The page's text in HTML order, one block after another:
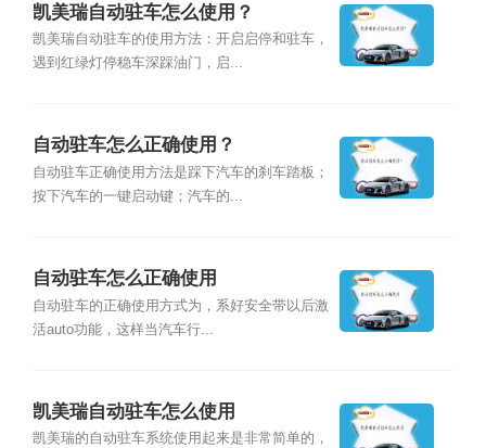
凯美瑞自动驻车怎么使用？
凯美瑞自动驻车的使用方法：开启启停和驻车，
遇到红绿灯停稳车深踩油门，启...
自动驻车怎么正确使用？
自动驻车正确使用方法是踩下汽车的刹车踏板；
按下汽车的一键启动键；汽车的...
自动驻车怎么正确使用
自动驻车的正确使用方式为，系好安全带以后激
活auto功能，这样当汽车行...
凯美瑞自动驻车怎么使用
凯美瑞的自动驻车系统使用起来是非常简单的，